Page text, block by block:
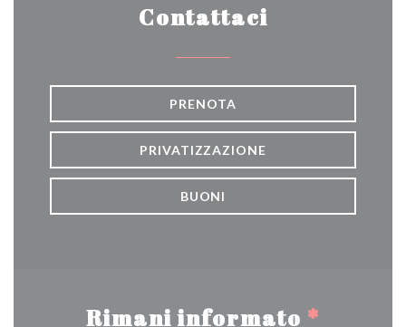
Contattaci
PRENOTA
PRIVATIZZAZIONE
BUONI
Rimani informato *